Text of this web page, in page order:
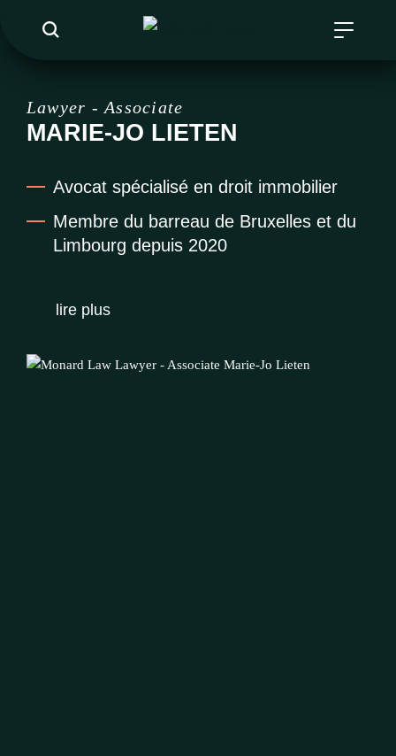
Lawyer - Associate
MARIE-JO LIETEN
Avocat spécialisé en droit immobilier
Membre du barreau de Bruxelles et du
Limbourg depuis 2020
lire plus